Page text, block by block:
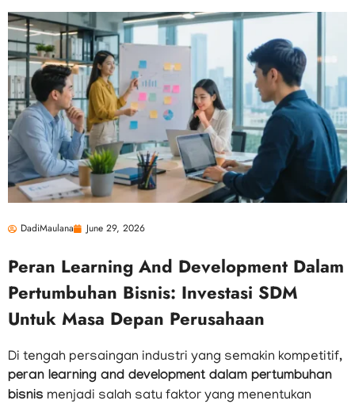
DadiMaulana June 29, 2026
Peran Learning And Development Dalam
Pertumbuhan Bisnis: Investasi SDM
Untuk Masa Depan Perusahaan
Di tengah persaingan industri yang semakin kompetitif,
peran learning and development dalam pertumbuhan
bisnis menjadi salah satu faktor yang menentukan